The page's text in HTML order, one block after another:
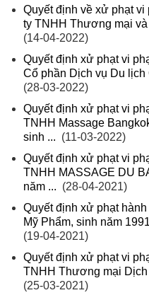
Quyết định về xử phạt
ty TNHH Thương mại
(14-04-2022)
Quyết định xử phạt vi
Cổ phần Dịch vụ Du
(28-03-2022)
Quyết định xử phạt vi
TNHH Massage
sinh ... (11-03-2022)
Quyết định xử phạt vi
TNHH MASSAGE DU
năm ... (28-04-2021)
Quyết định xử phạt
Mỹ Phẩm, sinh năm
(19-04-2021)
Quyết định xử phạt vi
TNHH Thương mại Dịch
(25-03-2021)